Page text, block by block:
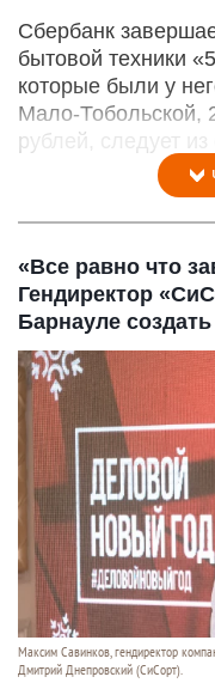
Сбербанк
бытовой техники
которые были у
Мало-Тобольской,
рублей, следует
«Все равно что
Гендиректор
Барнауле
Максим Савинков, гендиректор
Дмитрий Днепровский (СиСорт).